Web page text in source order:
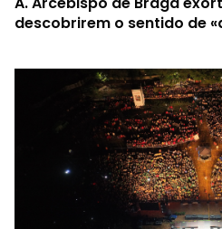
descobrirem o sentido de